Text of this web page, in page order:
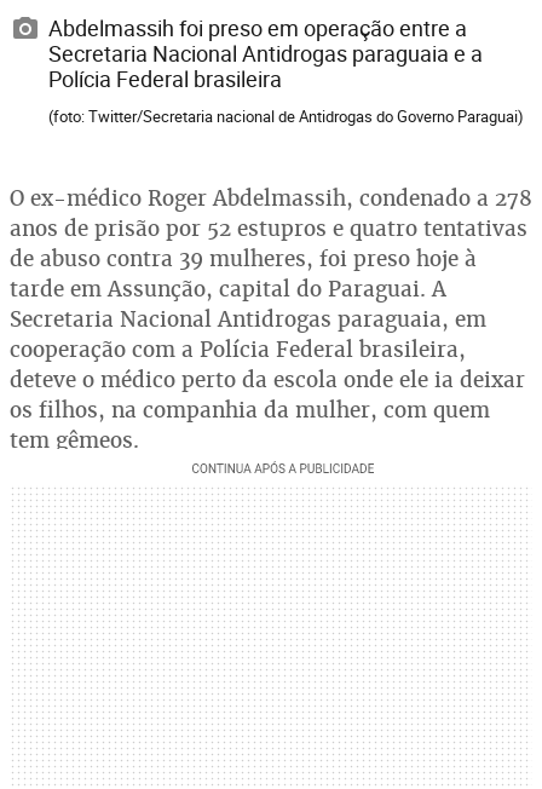
Abdelmassih foi preso em operação entre a
Secretaria Nacional Antidrogas paraguaia e a
Polícia Federal brasileira
(foto: Twitter/Secretaria nacional de Antidrogas do Governo Paraguai)
O ex-médico Roger Abdelmassih, condenado a 278
anos de prisão por 52 estupros e quatro tentativas
de abuso contra 39 mulheres, foi preso hoje à
tarde em Assunção, capital do Paraguai. A
Secretaria Nacional Antidrogas paraguaia, em
cooperação com a Polícia Federal brasileira,
deteve o médico perto da escola onde ele ia deixar
os filhos, na companhia da mulher, com quem
tem gêmeos.